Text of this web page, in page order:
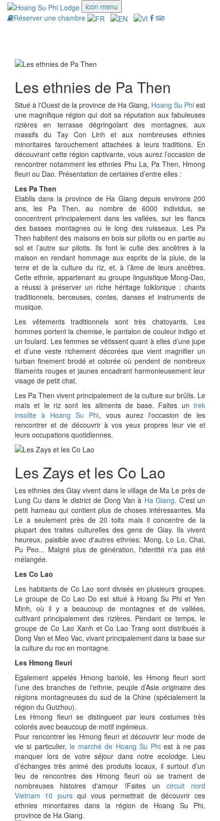
icon menu
Réserver une chambre
Les ethnies de Pa Then
Situé à l'Ouest de la province de Ha Giang, Hoang Su Phiest
une magnifique région qui doit sa réputation aux fabuleuses
rizières en terrasse dégringolant des montagnes, aux
massifs du Tay Con Linh et aux nombreuses ethnies
minoritaires farouchement attachées à leurs traditions. En
découvrant cette région captivante, vous aurez l’occasion de
rencontrer notamment les ethnies Phu La, Pa Then, Hmong
fleuri ou Dao. Présentation de certaines d’entre elles :
Les Pa Then
Etablis dans la province de Ha Giang depuis environs 200
ans, les Pa Then, au nombre de 6000 individus, se
concentrent principalement dans les vallées, sur les flancs
des basses montagnes ou le long des ruisseaux. Les Pa
Then habitent des maisons en bois sur pilotis ou en partie au
sol et l’autre sur pilotis. Ils font le culte des ancêtres à la
maison en rendant hommage aux esprits de la pluie, de la
terre et de la culture du riz, et, à l’âme de leurs ancêtres.
Cette ethnie, appartenant au groupe linguistique Mong-Dao,
a réussi à préserver un riche héritage folklorique : chants
traditionnels, berceuses, contes, danses et instruments de
musique.
Les vêtements traditionnels sont très chatoyants. Les
hommes portent la chemise, le pantalon de couleur indigo et
un foulard. Les femmes se vêtissent quant à elles d’une jupe
et d’une veste richement décorées que vient magnifier un
turban finement brodé et colorée où pendent de nombreux
filaments rouges et jaunes encadrant harmonieusement leur
visage de petit chat.
Les Pa Then vivent principalement de la culture sur brûlis. Le
maïs et le riz sont les aliments de base. Faites un trek
insolite à Hoang Su Phi, vous aurez l'occasion de les
rencontrer et de découvrir à vos yeux propres leur vie et
leurs occupations quotidiennes.
Les Zays et les Co Lao
Les ethnies des Giay vivent dans le village de Ma Le près de
Lung Cu dans le district de Dong Van à Ha Giang. C'est un
petit hameau qui contient plus de choses intéressantes. Ma
Le a seulement près de 20 toits mais il concentre de la
plupart des traites culturelles des gens de Giay. Ils vivent
heureux, paisible avec d'autres ethnies: Mong, Lo Lo, Chai,
Pu Peo... Malgré plus de génération, l'identité n'a pas été
mélangée.
Les Co Lao
Les habitants de Co Lao sont divisés en plusieurs groupes.
Le groupe de Co Lao Do est situé à Hoang Su Phi et Yen
Minh, où il y a beaucoup de montagnes et de vallées,
cultivant principalement des rizières. Pendant ce temps, le
groupe de Co Lao Xanh et Co Lao Trang sont distribués à
Dong Van et Meo Vac, vivant principalement dans la base sur
la culture du roc en montagne.
Les Hmong fleuri
Egalement appelés Hmong bariolé, les Hmong fleuri sont
l’une des branches de l'ethnie, peuple d’Asie originaire des
régions montagneuses du sud de la Chine (spécialement la
région du Guizhou).
Les Hmong fleuri se distinguent par leurs costumes très
colorés avec beaucoup de motif ingénieux.
Pour rencontrer les Hmong fleuri et découvrir leur mode de
vie si particulier, le marché de Hoang Su Phi est à ne pas
manquer lors de votre séjour dans notre ecolodge. Lieu
d’échanges très animé des produits locaux, il surtout d’un
lieu de rencontres des Hmong fleuri où se trament de
nombreuses histoires d'amour !Faites un circuit nord
Vietnam 10 joursqui vous permettrait de découvrir ces
ethnies minoritaires dans la région de Hoang Su Phi,
province de Ha Giang.